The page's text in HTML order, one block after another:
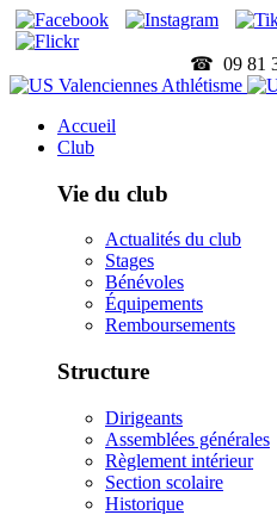
☎ 09 81
Accueil
Club
Vie du club
Actualités du club
Stages
Bénévoles
Équipements
Remboursements
Structure
Dirigeants
Assemblées générales
Règlement intérieur
Section scolaire
Historique